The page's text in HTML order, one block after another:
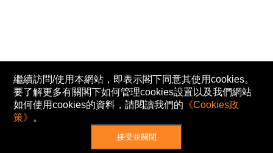
繼續訪問/使用本網站，即表示閣下同意其使用cookies。
要了解更多有關閣下如何管理cookies設置以及我們網站
如何使用cookies的資料，請閱讀我們的 《Cookies政
策》 。
接受並關閉